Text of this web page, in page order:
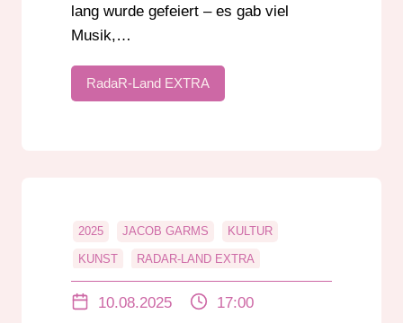
lang wurde gefeiert – es gab viel
Musik,…
RadaR-Land EXTRA
2025 JACOB GARMS KULTUR
KUNST RADAR-LAND EXTRA
ROLAND LENZ
10.08.2025 17:00